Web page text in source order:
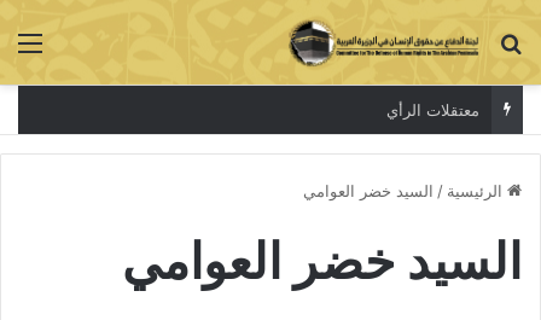
بحث عن
معتقلات الرأي
الرئيسية / السيد خضر العوامي
السيد خضر العوامي